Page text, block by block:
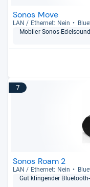
Sonos Move
LAN / Ether­net: Nein
Mobi­ler Sonos-​
7
Sonos Roam 2
LAN / Ether­net: Nein
Gut klin­gen­der